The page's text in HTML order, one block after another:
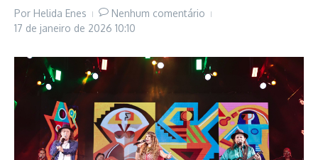
Por Helida Enes
Nenhum comentário
17 de janeiro de 2026 10:10